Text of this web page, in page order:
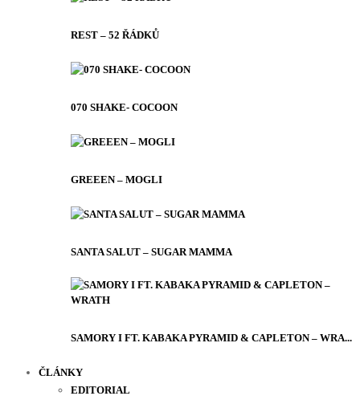
REST – 52 ŘÁDKŮ
070 SHAKE- COCOON
GREEEN – MOGLI
SANTA SALUT – SUGAR MAMMA
SAMORY I FT. KABAKA PYRAMID & CAPLETON – WRA...
ČLÁNKY
EDITORIAL